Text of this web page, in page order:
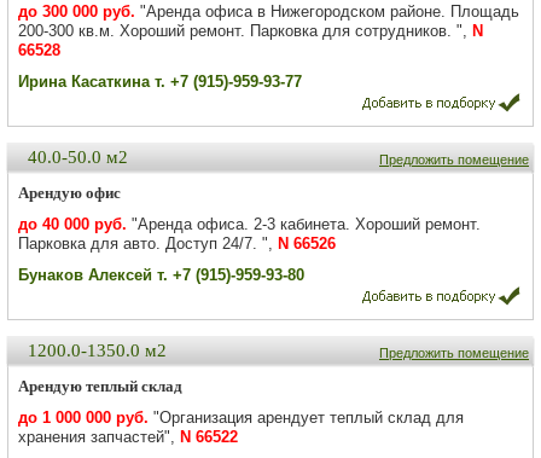
до 300 000 руб. "Аренда офиса в Нижегородском районе. Площадь
200-300 кв.м. Хороший ремонт. Парковка для сотрудников. ", N
66528
Ирина Касаткина т. +7 (915)-959-93-77
Предложить помещение
40.0-50.0 м2
Арендую офис
до 40 000 руб. "Аренда офиса. 2-3 кабинета. Хороший ремонт.
Парковка для авто. Доступ 24/7. ", N 66526
Бунаков Алексей т. +7 (915)-959-93-80
Предложить помещение
1200.0-1350.0 м2
Арендую теплый склад
до 1 000 000 руб. "Организация арендует теплый склад для
хранения запчастей", N 66522